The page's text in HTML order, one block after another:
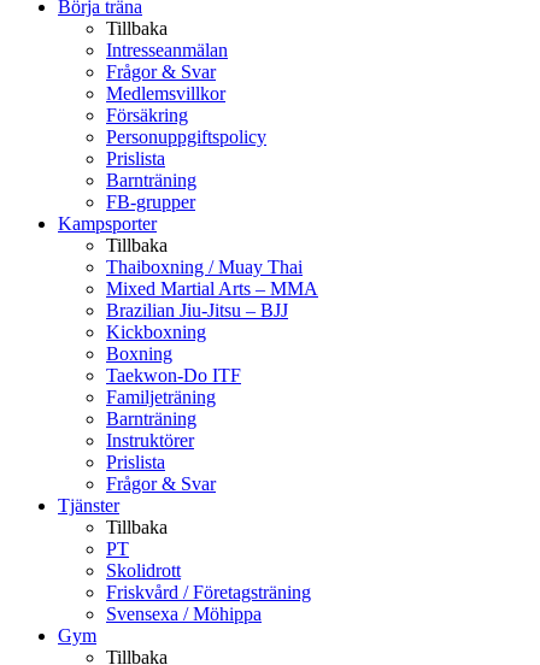
Börja träna
Tillbaka
Intresseanmälan
Frågor & Svar
Medlemsvillkor
Försäkring
Personuppgiftspolicy
Prislista
Barnträning
FB-grupper
Kampsporter
Tillbaka
Thaiboxning / Muay Thai
Mixed Martial Arts – MMA
Brazilian Jiu-Jitsu – BJJ
Kickboxning
Boxning
Taekwon-Do ITF
Familjeträning
Barnträning
Instruktörer
Prislista
Frågor & Svar
Tjänster
Tillbaka
PT
Skolidrott
Friskvård / Företagsträning
Svensexa / Möhippa
Gym
Tillbaka